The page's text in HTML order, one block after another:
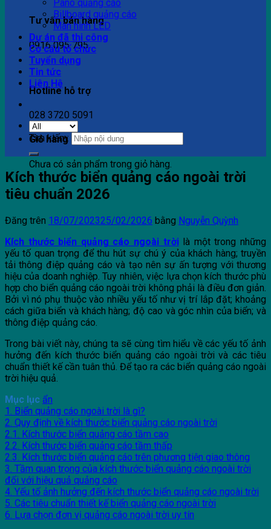
Tư vấn bán hàng
0916 095 795
Hotline hỗ trợ
028 3720 5091
Giỏ hàng
Chưa có sản phẩm trong giỏ hàng.
Pano quảng cáo
Billboard quảng cáo
Màn hình LED
Dự án đã thi công
Cơ cấu tổ chức
Tuyển dụng
Tin tức
Liên Hệ
Tìm kiếm:
Kích thước biển quảng cáo ngoài trời
tiêu chuẩn 2026
Đăng trên 18/07/202325/02/2026 bằng Nguyễn Quỳnh
Kích thước biển quảng cáo ngoài trờilà một trong những
yếu tố quan trọng để thu hút sự chú ý của khách hàng; truyền
tải thông điệp quảng cáo và tạo nên sự ấn tượng với thương
hiệu của doanh nghiệp. Tuy nhiên, việc lựa chọn kích thước phù
hợp cho biển quảng cáo ngoài trời không phải là điều đơn giản.
Bởi vì nó phụ thuộc vào nhiều yếu tố như vị trí lắp đặt; khoảng
cách giữa biển và khách hàng; độ cao và góc nhìn của biển; và
thông điệp quảng cáo.
Trong bài viết này, chúng ta sẽ cùng tìm hiểu về các yếu tố ảnh
hưởng đến kích thước biển quảng cáo ngoài trời và các tiêu
chuẩn thiết kế cần tuân thủ. Để tạo ra các biển quảng cáo ngoài
trời hiệu quả.
Mục lục ẩn
1. Biển quảng cáo ngoài trời là gì?
2. Quy định về kích thước biển quảng cáo ngoài trời
2.1. Kích thước biển quảng cáo tầm cao
2.2. Kích thước biển quảng cáo tầm thấp
2.3. Kích thước biển quảng cáo trên phương tiện giao thông
3. Tầm quan trọng của kích thước biển quảng cáo ngoài trời
đối với hiệu quả quảng cáo
4. Yếu tố ảnh hưởng đến kích thước biển quảng cáo ngoài trời
5. Các tiêu chuẩn thiết kế biển quảng cáo ngoài trời
6. Lựa chọn đơn vị quảng cáo ngoài trời uy tín